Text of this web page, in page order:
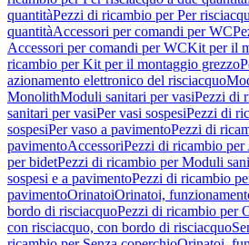
quantitàPezzi di ricambio per Per
quantitàAccessori per comandi per WC
Accessori per comandi per WCKit per il
ricambio per Kit per il montaggio grezzo
azionamento elettronico del risciacquo
MonolithModuli sanitari per vasiPezzi di
sanitari per vasiPer vasi sospesiPezzi di
sospesiPer vaso a pavimentoPezzi di
pavimentoAccessoriPezzi di ricambio per
per bidetPezzi di ricambio per Moduli
sospesi e a pavimentoPezzi di ricambio
pavimentoOrinatoiOrinatoi,
bordo di risciacquoPezzi di ricambio per
con risciacquo, con bordo di risciacquo